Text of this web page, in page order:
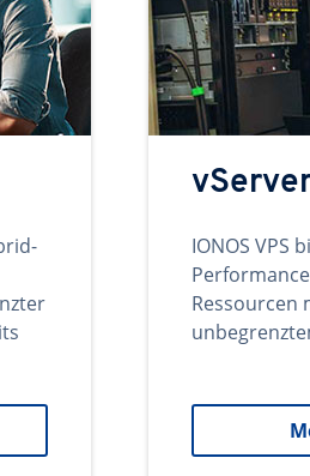
IONOS VPS
Ressourcen